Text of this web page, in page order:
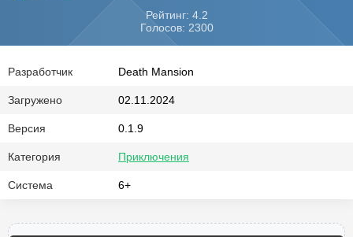
Рейтинг: 4.2
Голосов: 2300
Разработчик Death Mansion
Загружено 02.11.2024
Версия 0.1.9
Категория Приключения
Система 6+